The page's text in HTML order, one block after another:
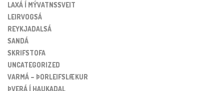
LAXÁ Í MÝVATNSSVEIT
LEIRVOGSÁ
REYKJADALSÁ
SANDÁ
SKRIFSTOFA
UNCATEGORIZED
VARMÁ – ÞORLEIFSLÆKUR
ÞVERÁ Í HAUKADAL